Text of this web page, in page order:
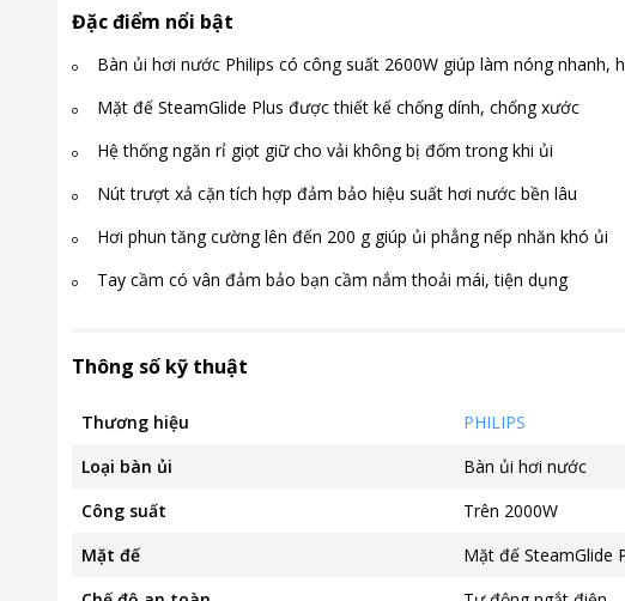
Đặc điểm nổi bật
Bàn ủi hơi nước Philips có công suất 2600W giúp làm nóng nhanh,
Mặt đế SteamGlide Plus được thiết kế chống dính, chống xước
Hệ thống ngăn rỉ giọt giữ cho vải không bị đốm trong khi ủi
Nút trượt xả cặn tích hợp đảm bảo hiệu suất hơi nước bền lâu
Hơi phun tăng cường lên đến 200 g giúp ủi phẳng nếp nhăn khó ủi
Tay cầm có vân đảm bảo bạn cầm nắm thoải mái, tiện dụng
Thông số kỹ thuật
Thương hiệu
PHILIPS
Loại bàn ủi
Bàn ủi hơi nước
Công suất
Trên 2000W
Mặt đế
Mặt đế SteamGlide